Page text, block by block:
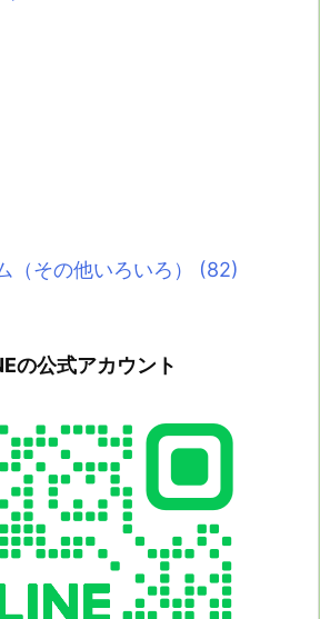
（その他いろいろ） (82)
の公式アカウント